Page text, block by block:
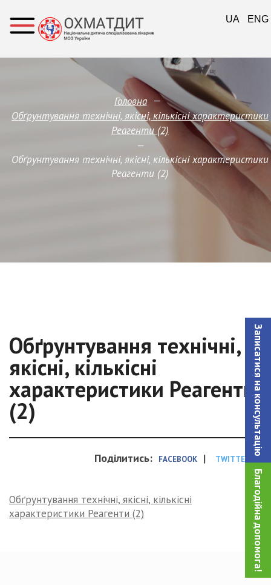
Записатися на консультацiю
Благодійна допомога!
Головна —
Обґрунтування технічні, якісні, кількісні характеристики
Реагенти (2)
—
Обґрунтування технічні, якісні, кількісні характеристики
Реагенти (2)
Обґрунтування технічні,
якісні, кількісні
характеристики Реагенти
(2)
Поділитись: FACEBOOK | TWITTER
Обґрунтування технічні, якісні, кількісні
характеристики Реагенти (2)
UA ENG